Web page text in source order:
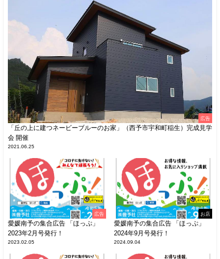
広告
「丘の上に建つネービーブルーのお家」（西予市宇和町稲生）完成見学
会 開催
2021.06.25
広告
愛媛南予の集合広告 「ほっぷ」
2023年2月号発行！
2023.02.05
お店
愛媛南予の集合広告 「ほっぷ」
2024年9月号発行！
2024.09.04